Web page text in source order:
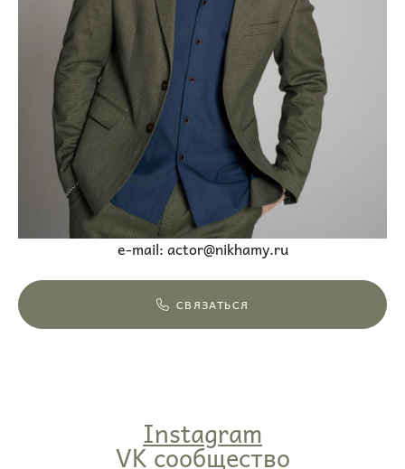
e-mail: actor@nikhamy.ru
СВЯЗАТЬСЯ
Instagram
VK сообщество